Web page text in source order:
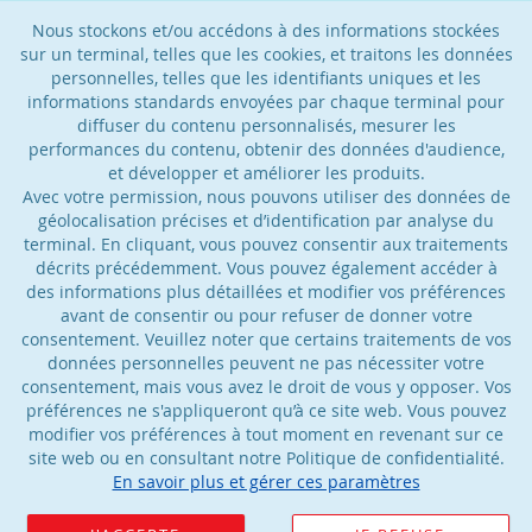
Nous stockons et/ou accédons à des informations stockées
sur un terminal, telles que les cookies, et traitons les données
personnelles, telles que les identifiants uniques et les
informations standards envoyées par chaque terminal pour
diffuser du contenu personnalisés, mesurer les
performances du contenu, obtenir des données d'audience,
et développer et améliorer les produits.
Avec votre permission, nous pouvons utiliser des données de
géolocalisation précises et d’identification par analyse du
terminal. En cliquant, vous pouvez consentir aux traitements
décrits précédemment. Vous pouvez également accéder à
des informations plus détaillées et modifier vos préférences
avant de consentir ou pour refuser de donner votre
consentement. Veuillez noter que certains traitements de vos
données personnelles peuvent ne pas nécessiter votre
consentement, mais vous avez le droit de vous y opposer. Vos
préférences ne s'appliqueront qu’à ce site web. Vous pouvez
modifier vos préférences à tout moment en revenant sur ce
site web ou en consultant notre Politique de confidentialité.
En savoir plus et gérer ces paramètres